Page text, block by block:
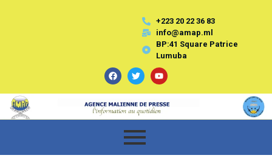
+223 20 22 36 83
info@amap.ml
BP:41 Square Patrice
Lumuba